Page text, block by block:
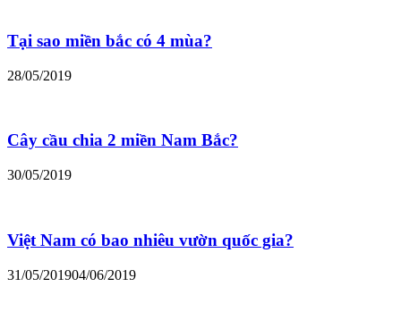
Tại sao miền bắc có 4 mùa?
28/05/2019
Cây cầu chia 2 miền Nam Bắc?
30/05/2019
Việt Nam có bao nhiêu vườn quốc gia?
31/05/201904/06/2019